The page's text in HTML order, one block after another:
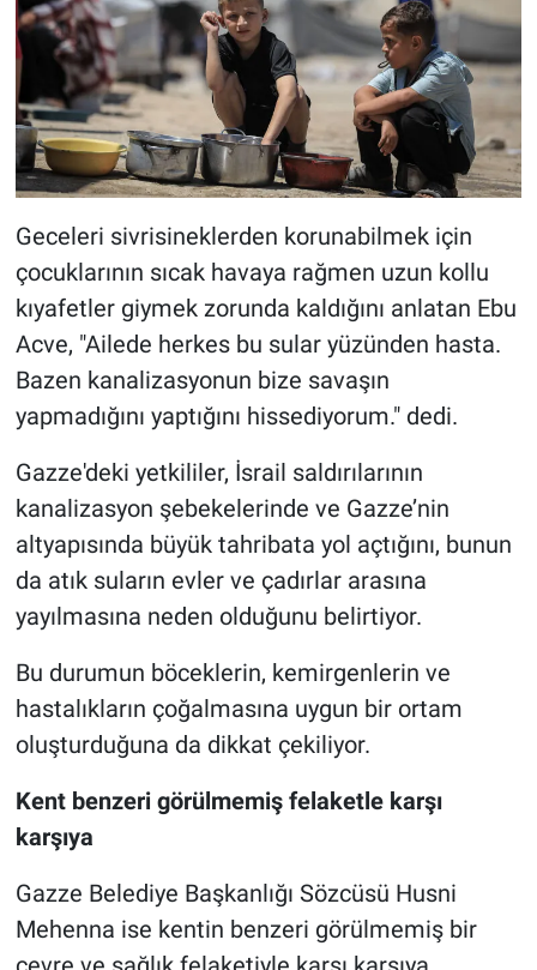
Geceleri sivrisineklerden korunabilmek için
çocuklarının sıcak havaya rağmen uzun kollu
kıyafetler giymek zorunda kaldığını anlatan Ebu
Acve, "Ailede herkes bu sular yüzünden hasta.
Bazen kanalizasyonun bize savaşın
yapmadığını yaptığını hissediyorum." dedi.
Gazze'deki yetkililer, İsrail saldırılarının
kanalizasyon şebekelerinde ve Gazze’nin
altyapısında büyük tahribata yol açtığını, bunun
da atık suların evler ve çadırlar arasına
yayılmasına neden olduğunu belirtiyor.
Bu durumun böceklerin, kemirgenlerin ve
hastalıkların çoğalmasına uygun bir ortam
oluşturduğuna da dikkat çekiliyor.
Kent benzeri görülmemiş felaketle karşı
karşıya
Gazze Belediye Başkanlığı Sözcüsü Husni
Mehenna ise kentin benzeri görülmemiş bir